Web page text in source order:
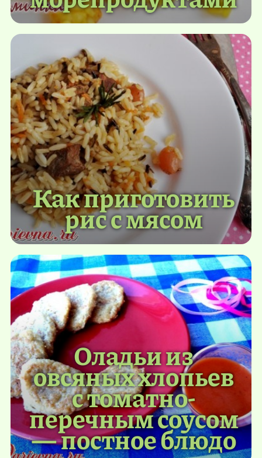
Как приготовить
рис с мясом
Оладьи из
овсяных хлопьев
с томатно-
перечным соусом
— постное блюдо